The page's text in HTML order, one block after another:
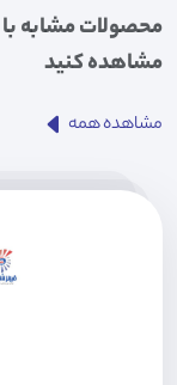
محصولات مشابه با
مشاهده کنید
مشاهده همه